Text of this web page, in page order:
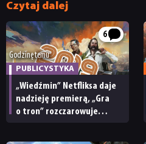
Czytaj dalej
6
Godzinę temu
PUBLICYSTYKA
„Wiedźmin” Netfliksa daje
nadzieję premierą, „Gra
o tron” rozczarowuje